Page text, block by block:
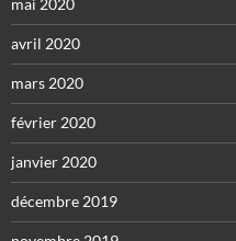
mai 2020
avril 2020
mars 2020
février 2020
janvier 2020
décembre 2019